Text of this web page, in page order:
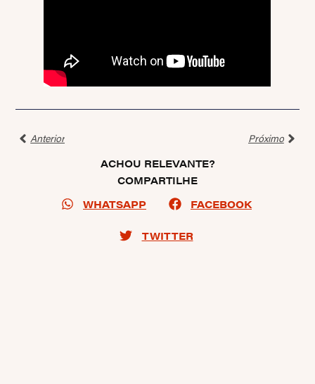
Anterior
Próximo
ACHOU RELEVANTE?
COMPARTILHE
WHATSAPP
FACEBOOK
TWITTER